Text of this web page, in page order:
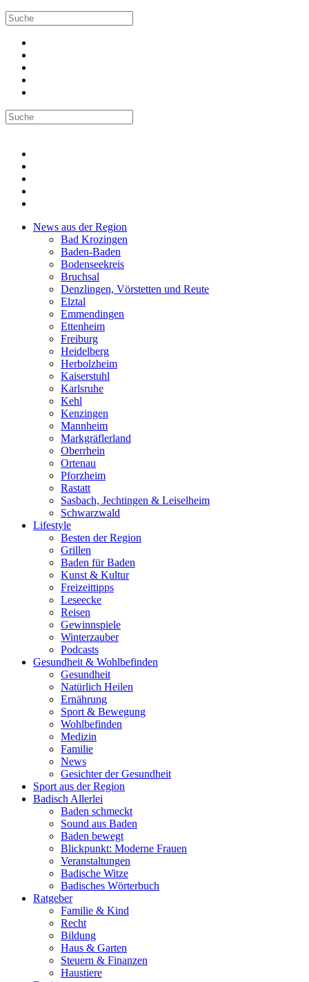
News aus der Region
Bad Krozingen
Baden-Baden
Bodenseekreis
Bruchsal
Denzlingen, Vörstetten und Reute
Elztal
Emmendingen
Ettenheim
Freiburg
Heidelberg
Herbolzheim
Kaiserstuhl
Karlsruhe
Kehl
Kenzingen
Mannheim
Markgräflerland
Oberrhein
Ortenau
Pforzheim
Rastatt
Sasbach, Jechtingen & Leiselheim
Schwarzwald
Lifestyle
Besten der Region
Grillen
Baden für Baden
Kunst & Kultur
Freizeittipps
Leseecke
Reisen
Gewinnspiele
Winterzauber
Podcasts
Gesundheit & Wohlbefinden
Gesundheit
Natürlich Heilen
Ernährung
Sport & Bewegung
Wohlbefinden
Medizin
Familie
News
Gesichter der Gesundheit
Sport aus der Region
Badisch Allerlei
Baden schmeckt
Sound aus Baden
Baden bewegt
Blickpunkt: Moderne Frauen
Veranstaltungen
Badische Witze
Badisches Wörterbuch
Ratgeber
Familie & Kind
Recht
Bildung
Haus & Garten
Steuern & Finanzen
Haustiere